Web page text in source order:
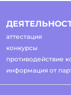
аттестация
конкурсы
противодействие
информация от